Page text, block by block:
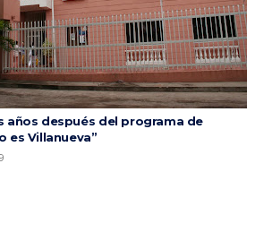
años después del programa de
es Villanueva”